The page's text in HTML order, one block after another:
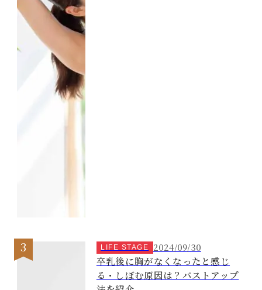
LIFE STAGE 2024/09/30
卒乳後に胸がなくなったと感じ
る・しぼむ原因は？バストアップ